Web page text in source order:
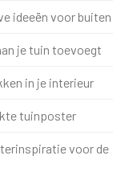
ideeën voor buiten
je tuin toevoegt
in je interieur
tuinposter
voor de